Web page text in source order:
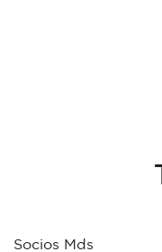
Socios Mds